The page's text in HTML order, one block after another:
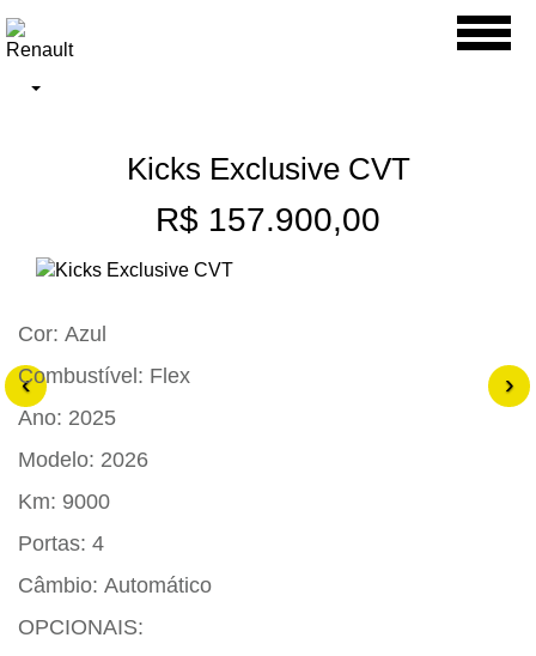
Kicks Exclusive CVT
R$ 157.900,00
‹ ›
Cor: Azul
Combustível: Flex
Ano: 2025
Modelo: 2026
Km: 9000
Portas: 4
Câmbio: Automático
OPCIONAIS: